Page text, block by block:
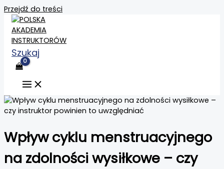
Przejdź do treści
Szukaj
Wpływ cyklu menstruacyjnego
na zdolności wysiłkowe – czy